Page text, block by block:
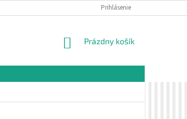
VZORKOVÁ PREDAJŇA
Prihlásenie
NÁKUPNÝ
Prázdny košík